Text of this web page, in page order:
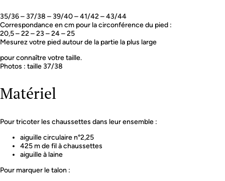
35/36 – 37/38 – 39/40 – 41/42 – 43/44
Correspondance en cm pour la circonférence du pied :
20,5 – 22 – 23 – 24 – 25
Mesurez votre pied autour de la partie la plus large
pour connaître votre taille.
Photos : taille 37/38
Matériel
Pour tricoter les chaussettes dans leur ensemble :
aiguille circulaire n°2,25
425 m de fil à chaussettes
aiguille à laine
Pour marquer le talon :